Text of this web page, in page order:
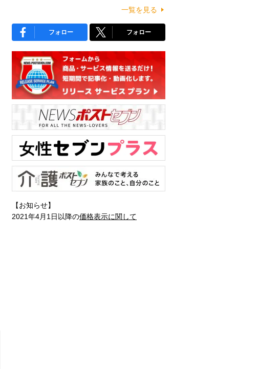
一覧を見る
フォロー フォロー
【お知らせ】
2021年4月1日以降の価格表示に関して